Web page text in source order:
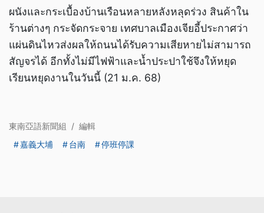
ผนังและกระเบื้องบ้านเรือนหลายหลังหลุดร่วง สินค้าใน
ร้านต่างๆ กระจัดกระจาย เทศบาลเมืองเจียอี้ประกาศว่า
แผ่นดินไหวส่งผลให้ถนนได้รับความเสียหายไม่สามารถ
สัญจรได้ อีกทั้งไม่มีไฟฟ้าและน้ำประปาใช้จึงให้หยุด
เรียนหยุดงานในวันนี้ (21 ม.ค. 68)
東南亞語新聞組 / 編輯
嘉義大埔
台南 停班停課